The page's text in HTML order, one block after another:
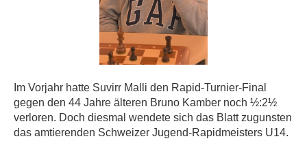
Im Vorjahr hatte Suvirr Malli den Rapid-Turnier-Final
gegen den 44 Jahre älteren Bruno Kamber noch ½:2½
verloren. Doch diesmal wendete sich das Blatt zugunsten
das amtierenden Schweizer Jugend-Rapidmeisters U14.